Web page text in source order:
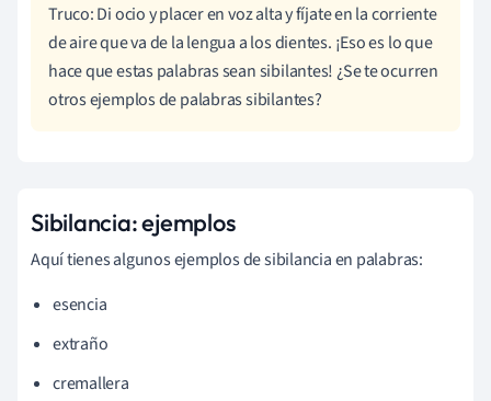
Truco: Di ocio y placer en voz alta y fíjate en la corriente
de aire que va de la lengua a los dientes. ¡Eso es lo que
hace que estas palabras sean sibilantes! ¿Se te ocurren
otros ejemplos de palabras sibilantes?
Sibilancia: ejemplos
Aquí tienes algunos ejemplos de sibilancia en palabras:
esencia
extraño
cremallera